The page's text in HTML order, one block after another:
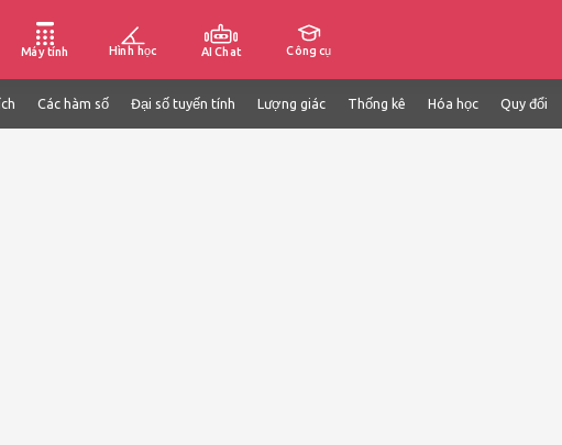
Máy tính Hình học AI Chat Công cụ
Các hàm số Đại số tuyến tính Lượng giác Thống kê Hóa học Quy đổi